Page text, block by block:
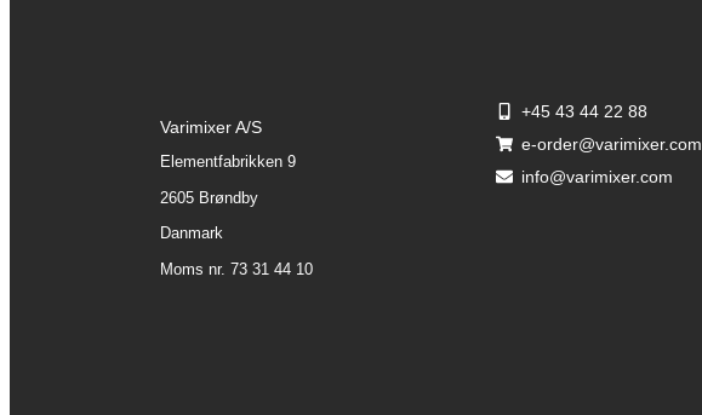
Varimixer A/S
Elementfabrikken 9
2605 Brøndby
Danmark
Moms nr. 73 31 44 10
+45 43 44 22 88
e-order@varimixer.com
info@varimixer.com